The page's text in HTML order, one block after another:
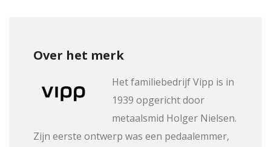
Over het merk
Het familiebedrijf Vipp is in
1939 opgericht door
metaalsmid Holger Nielsen.
Zijn eerste ontwerp was een pedaalemmer,